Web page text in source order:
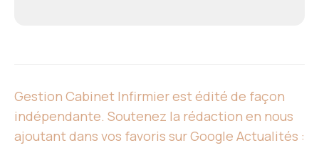
Gestion Cabinet Infirmier est édité de façon
indépendante. Soutenez la rédaction en nous
ajoutant dans vos favoris sur Google Actualités :